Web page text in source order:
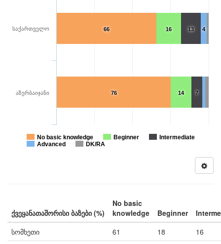
4
13
7
16
14
66
76
No basic knowledge Beginner
Intermediate
Advanced
DK/RA
საქართველო
აზერბაიჯანი
ქვეყანათაშორისი ბაზები (%)
No basic
knowledge
Beginner
სომხეთი
61 18
16